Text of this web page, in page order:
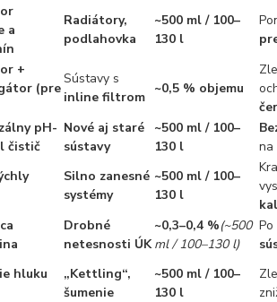
a
Radiátory,
podlahovka
~500 ml / 100–
130 l
+
(pre
Sústavy s
inline filtrom
~0,5 % objemu
pH-
čistič
Nové aj staré
sústavy
~500 ml / 100–
130 l
na
Silno zanesné
systémy
~500 ml / 100–
130 l
Drobné
netesnosti ÚK
~0,3–0,4 %(~500
ml / 100–130 l)
hluku
„Kettling“,
šumenie
~500 ml / 100–
130 l